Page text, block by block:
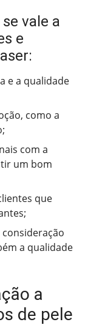
vale a
e
e a qualidade
como a
com a
um bom
que
a qualidade
a
de pele